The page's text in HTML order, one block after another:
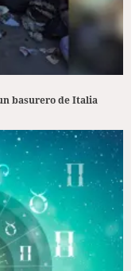
basurero de Italia